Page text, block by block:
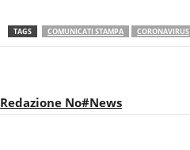
TAGS COMUNICATI STAMPA CORONAVIRUS
Redazione No#News